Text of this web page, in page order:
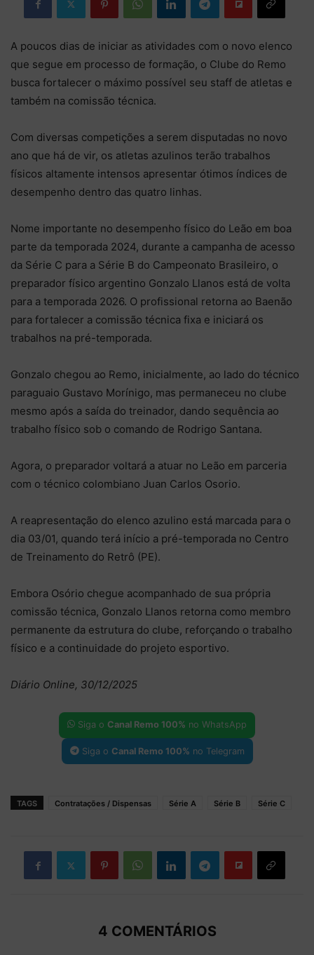
A poucos dias de iniciar as atividades com o novo elenco
que segue em processo de formação, o Clube do Remo
busca fortalecer o máximo possível seu staff de atletas e
também na comissão técnica.
Com diversas competições a serem disputadas no novo
ano que há de vir, os atletas azulinos terão trabalhos
físicos altamente intensos apresentar ótimos índices de
desempenho dentro das quatro linhas.
Nome importante no desempenho físico do Leão em boa
parte da temporada 2024, durante a campanha de acesso
da Série C para a Série B do Campeonato Brasileiro, o
preparador físico argentino Gonzalo Llanos está de volta
para a temporada 2026. O profissional retorna ao Baenão
para fortalecer a comissão técnica fixa e iniciará os
trabalhos na pré-temporada.
Gonzalo chegou ao Remo, inicialmente, ao lado do técnico
paraguaio Gustavo Morínigo, mas permaneceu no clube
mesmo após a saída do treinador, dando sequência ao
trabalho físico sob o comando de Rodrigo Santana.
Agora, o preparador voltará a atuar no Leão em parceria
com o técnico colombiano Juan Carlos Osorio.
A reapresentação do elenco azulino está marcada para o
dia 03/01, quando terá início a pré-temporada no Centro
de Treinamento do Retrô (PE).
Embora Osório chegue acompanhado de sua própria
comissão técnica, Gonzalo Llanos retorna como membro
permanente da estrutura do clube, reforçando o trabalho
físico e a continuidade do projeto esportivo.
Diário Online, 30/12/2025
Siga o Canal Remo 100% no WhatsApp
Siga o Canal Remo 100% no Telegram
TAGS Contratações / Dispensas Série A Série B Série C
4 COMENTÁRIOS